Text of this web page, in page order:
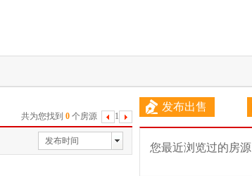
共为您找到 0 个房源 1
下
页
发布时间
发布出售
您最近浏览过的房源